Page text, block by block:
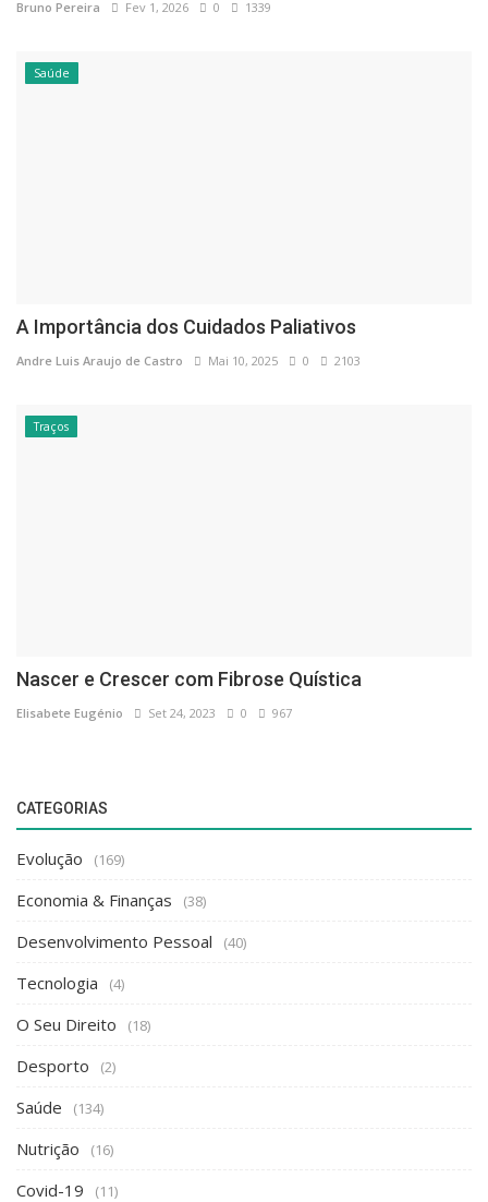
Bruno Pereira Fev 1, 2026 0 1339
Saúde
A Importância dos Cuidados Paliativos
Andre Luis Araujo de Castro Mai 10, 2025 0 2103
Traços
Nascer e Crescer com Fibrose Quística
Elisabete Eugénio Set 24, 2023 0 967
CATEGORIAS
Evolução (169)
Economia & Finanças (38)
Desenvolvimento Pessoal (40)
Tecnologia (4)
O Seu Direito (18)
Desporto (2)
Saúde (134)
Nutrição (16)
Covid-19 (11)